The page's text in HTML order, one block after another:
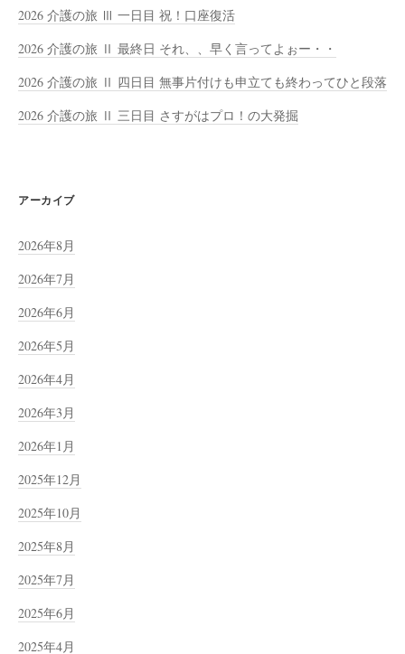
2026 介護の旅 Ⅲ 一日目 祝！口座復活
2026 介護の旅 Ⅱ 最終日 それ、、早く言ってよぉー・・
2026 介護の旅 Ⅱ 四日目 無事片付けも申立ても終わってひと段落
2026 介護の旅 Ⅱ 三日目 さすがはプロ！の大発掘
アーカイブ
2026年8月
2026年7月
2026年6月
2026年5月
2026年4月
2026年3月
2026年1月
2025年12月
2025年10月
2025年8月
2025年7月
2025年6月
2025年4月